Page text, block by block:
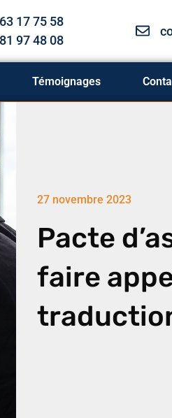
17 75 58
97 48 08
Témoignages
27 novembre 2023
Pacte
faire